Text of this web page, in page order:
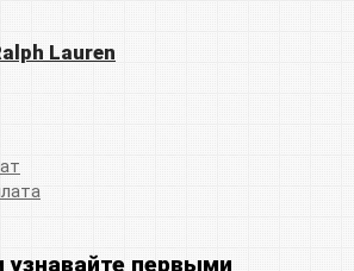
Lauren
первыми